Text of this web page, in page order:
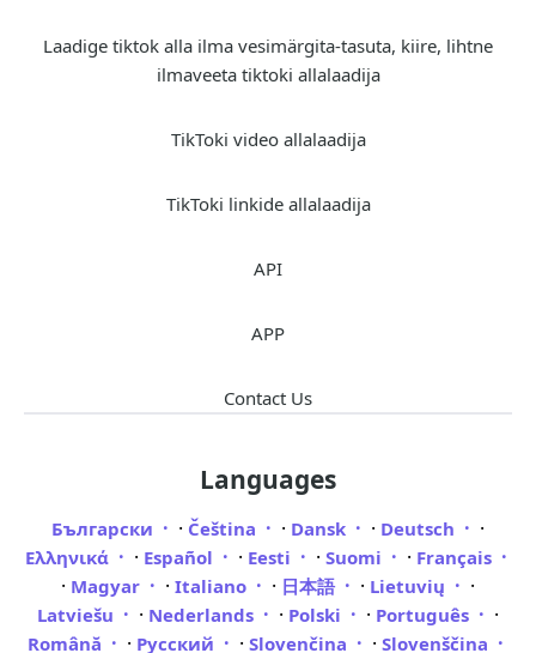
Laadige tiktok alla ilma vesimärgita-tasuta, kiire, lihtne
ilmaveeta tiktoki allalaadija
TikToki video allalaadija
TikToki linkide allalaadija
API
APP
Contact Us
Languages
Български · Čeština · Dansk · Deutsch ·
Ελληνικά · Español · Eesti · Suomi · Français
· Magyar · Italiano · 日本語 · Lietuvių ·
Latviešu · Nederlands · Polski · Português ·
Română · Русский · Slovenčina · Slovenščina